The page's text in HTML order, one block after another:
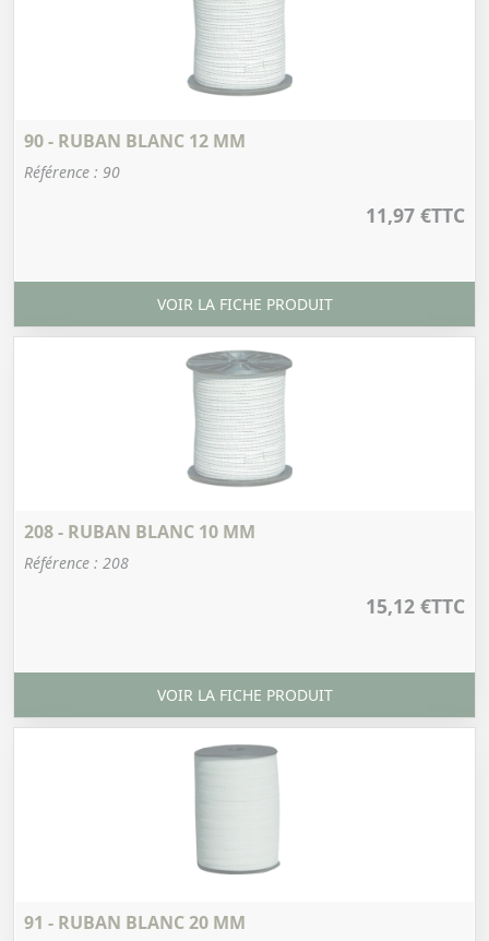
90 - RUBAN BLANC 12 MM
Référence : 90
11,97 €TTC
VOIR LA FICHE PRODUIT
208 - RUBAN BLANC 10 MM
Référence : 208
15,12 €TTC
VOIR LA FICHE PRODUIT
91 - RUBAN BLANC 20 MM